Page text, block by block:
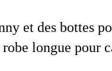
et des bottes
robe longue pour